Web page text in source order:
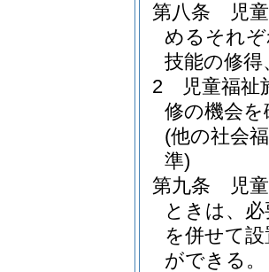
第八条
児
めるそれ
技能の修
2
児童福
修の機会
(他の社会
準)
第九条
児
ときは、
を併せて
ができる。